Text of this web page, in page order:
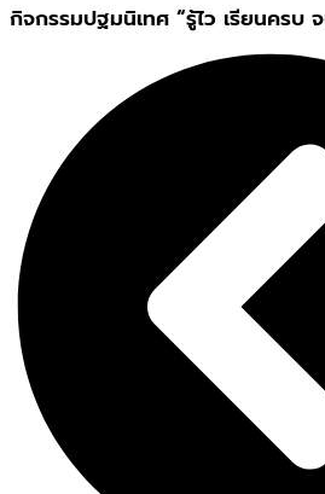
กิจกรรมปฐมนิเทศ “รู้ไว เรียนครบ